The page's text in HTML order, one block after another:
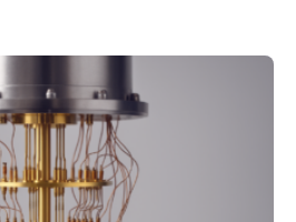
eng zusammenarbeiten. Neue
Dies ist der Alltag in
die dieses Jahr 100
weshalb die UNESCO 2025 zum
Quantenwissenschaft und -
hat. Doch nun hat eine